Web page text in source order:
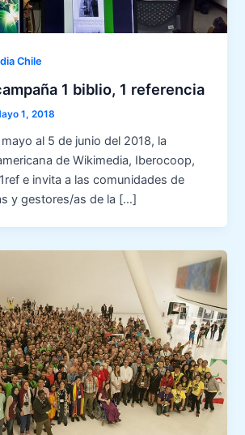
Chile
1 biblio, 1 referencia
1, 2018
al 5 de junio del 2018, la
de Wikimedia, Iberocoop,
e invita a las comunidades de
y gestores/as de la […]